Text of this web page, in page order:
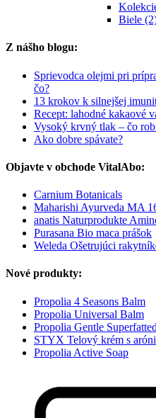
Biele
Z nášho blogu:
Sprievodca olejmi pri
čo?
13 krokov k silnejšej
Recept: lahodné kakaové
Vysoký krvný tlak – čo
Ako dobre spávate?
Objavte v obchode VitalAbo:
Carnium Botanicals
Maharishi Ayurveda MA
anatis Naturprodukte
Purasana Bio maca prášok
Weleda Ošetrujúci
Nové produkty:
Propolia 4 Seasons Balm
Propolia Universal Balm
Propolia Gentle
STYX Telový krém s
Propolia Active Soap